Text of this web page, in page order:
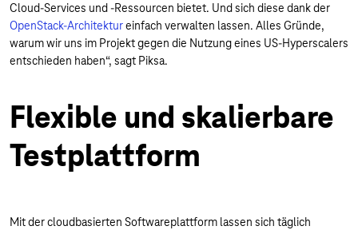
Cloud-Services und -Ressourcen bietet. Und sich diese dank der
OpenStack-Architektureinfach verwalten lassen. Alles Gründe,
warum wir uns im Projekt gegen die Nutzung eines US-Hyperscalers
entschieden haben“, sagt Piksa.
Flexible und skalierbare
Testplattform
Mit der cloudbasierten Softwareplattform lassen sich täglich